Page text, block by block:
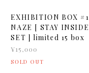
EXHIBITION BOX #1
NAZE [ STAY INSIDE
SET ] limited 15 box
¥15,000
SOLD OUT